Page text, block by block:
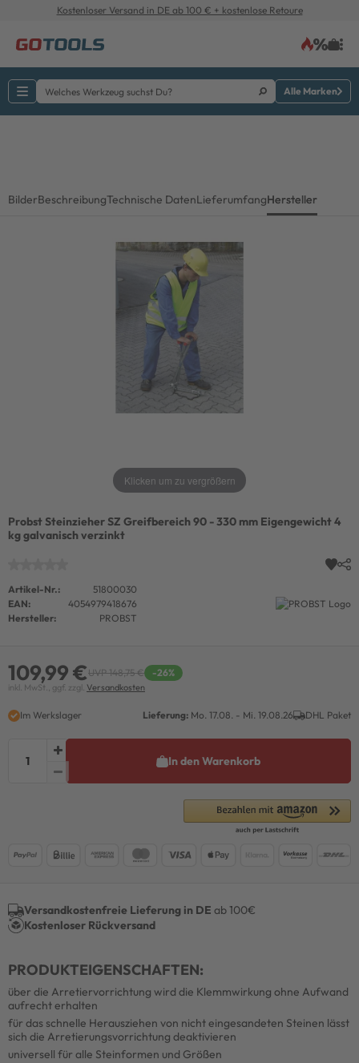
Kostenloser Versand in DE ab 100 € + kostenlose Retoure
Alle Marken
BilderBeschreibungTechnische DatenLieferumfangHersteller
Klicken um zu vergrößern
Probst Steinzieher SZ Greifbereich 90 - 330 mm Eigengewicht 4
kg galvanisch verzinkt
Artikel-Nr.:
51800030
EAN:
4054979418676
Hersteller:
PROBST
109,99 €UVP 148,75 € -26%
inkl. MwSt., ggf. zzgl. Versandkosten
Im Werkslager Lieferung: Mo. 17.08. - Mi. 19.08.26 DHL Paket
In den Warenkorb
Versandkostenfreie Lieferung in DE ab 100€
Kostenloser Rückversand
PRODUKTEIGENSCHAFTEN:
über die Arretiervorrichtung wird die Klemmwirkung ohne Aufwand
aufrecht erhalten
für das schnelle Herausziehen von nicht eingesandeten Steinen lässt
sich die Arretierungsvorrichtung deaktivieren
universell für alle Steinformen und Größen